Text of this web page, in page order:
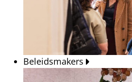
Beleidsmakers